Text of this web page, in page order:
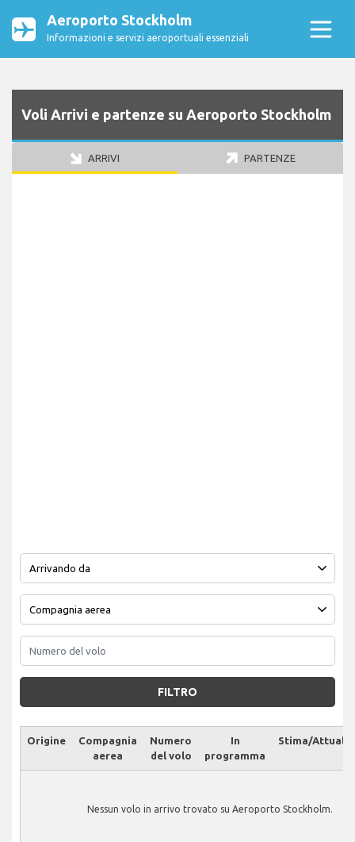
Aeroporto Stockholm
Informazioni e servizi aeroportuali essenziali
Voli Arrivi e partenze su Aeroporto Stockholm
ARRIVI PARTENZE
FILTRO
Origine
Compagnia
aerea
Numero
del volo
In
programma
Stima/Attuale
Nessun volo in arrivo trovato su Aeroporto Stockholm.